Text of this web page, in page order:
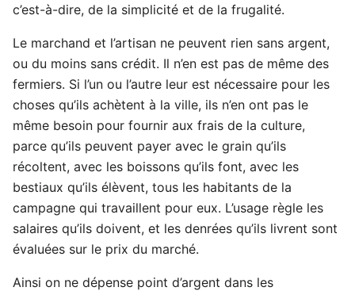
c’est-à-dire, de la simplicité et de la frugalité.
Le marchand et l’artisan ne peuvent rien sans argent,
ou du moins sans crédit. Il n’en est pas de même des
fermiers. Si l’un ou l’autre leur est nécessaire pour les
choses qu’ils achètent à la ville, ils n’en ont pas le
même besoin pour fournir aux frais de la culture,
parce qu’ils peuvent payer avec le grain qu’ils
récoltent, avec les boissons qu’ils font, avec les
bestiaux qu’ils élèvent, tous les habitants de la
campagne qui travaillent pour eux. L’usage règle les
salaires qu’ils doivent, et les denrées qu’ils livrent sont
évaluées sur le prix du marché.
Ainsi on ne dépense point d’argent dans les